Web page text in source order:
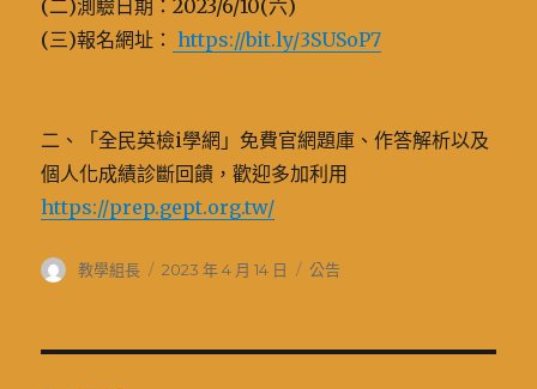
(二)測驗日期：2023/6/10(六)
(三)報名網址： https://bit.ly/3SUSoP7
二、「全民英檢i學網」免費官網題庫、作答解析以及
個人化成績診斷回饋，歡迎多加利用
https://prep.gept.org.tw/
作
教學組長
發
2023 年 4 月 14 日
分
公告